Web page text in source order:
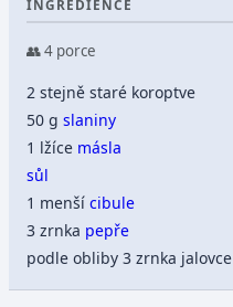
INGREDIENCE
👥 4 porce
2 stejně staré koroptve
50 gslaniny
1 lžíce másla
sůl
1 menšícibule
3 zrnka pepře
podle obliby 3 zrnka jalovce